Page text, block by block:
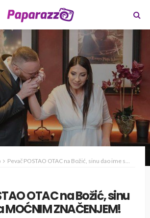
Pevač POSTAO OTAC na Božić, sinu dao ime sa MOĆNIM ZNAČENJEM!
OTAC na Božić, sinu
ZNAČENJEM!